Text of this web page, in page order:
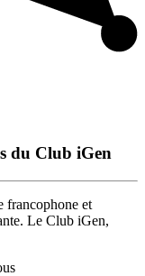
du Club iGen
francophone et
Le Club iGen,